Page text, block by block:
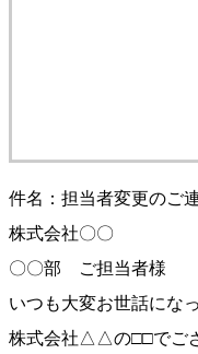
件名：担当者変更のご
株式会社〇〇
〇〇部 ご担当者様
いつも大変お世話にな
株式会社△△の□□でござ